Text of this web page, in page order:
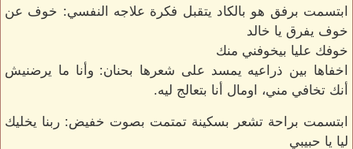
ابتسمت برفق هو بالكاد يتقبل فكرة علاجه النفسي: خوف عن
خوف يفرق يا خالد
خوفك عليا بيخوفني منك
اخفاها بين ذراعيه يمسد على شعرها بحنان: وأنا ما يرضنيش
أنك تخافي مني، اومال أنا بتعالج ليه.
ابتسمت براحة تشعر بسكينة تمتمت بصوت خفيض: ربنا يخليك
ليا يا حبيبي